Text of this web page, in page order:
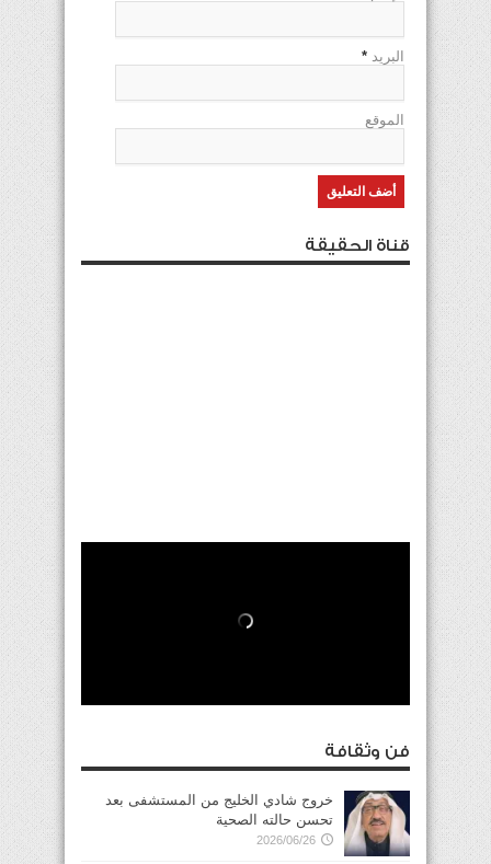
البريد *
الموقع
قناة الحقيقة
فن وثقافة
خروج شادي الخليج من المستشفى بعد
تحسن حالته الصحية
2026/06/26